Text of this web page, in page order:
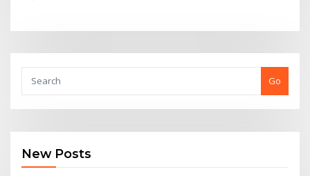
Go
New Posts